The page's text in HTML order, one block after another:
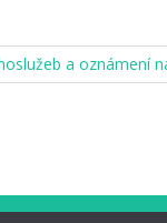
a oznámení